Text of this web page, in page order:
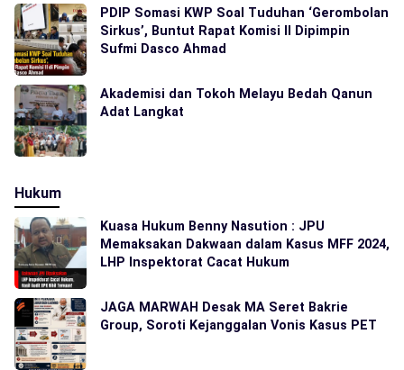
PDIP Somasi KWP Soal Tuduhan ‘Gerombolan
Sirkus’, Buntut Rapat Komisi II Dipimpin
Sufmi Dasco Ahmad
Akademisi dan Tokoh Melayu Bedah Qanun
Adat Langkat
Hukum
Kuasa Hukum Benny Nasution : JPU
Memaksakan Dakwaan dalam Kasus MFF 2024,
LHP Inspektorat Cacat Hukum
JAGA MARWAH Desak MA Seret Bakrie
Group, Soroti Kejanggalan Vonis Kasus PET